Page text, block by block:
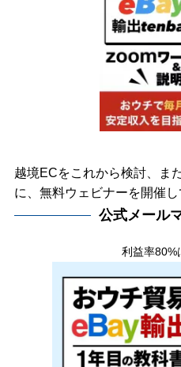
越境ECをこれから検討、ま
に、無料ウェビナーを開催し
公式メール
利益率80%